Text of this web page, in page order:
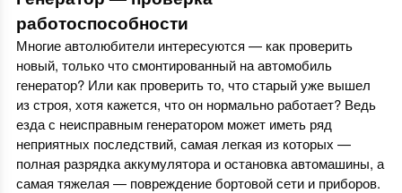
работоспособности
Многие автолюбители интересуются — как проверить
новый, только что смонтированный на автомобиль
генератор? Или как проверить то, что старый уже вышел
из строя, хотя кажется, что он нормально работает? Ведь
езда с неисправным генератором может иметь ряд
неприятных последствий, самая легкая из которых —
полная разрядка аккумулятора и остановка автомашины, а
самая тяжелая — повреждение бортовой сети и приборов.